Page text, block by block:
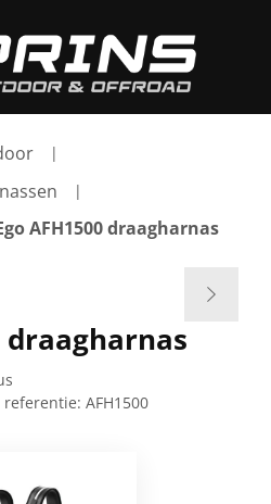
AFH1500 draagharnas
draagharnas
AFH1500